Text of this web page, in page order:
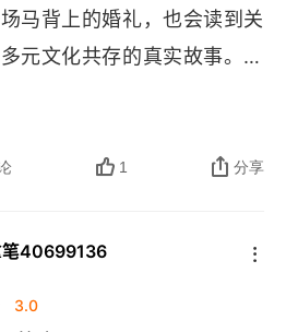
给读者评判，这方面是中国
身处热带，传统热带国家的
”，因为天太热，不动才是正
和马来西亚都是以穆斯林宗
盘的争夺），所以前提是我
信仰和禁忌。近距离了解印
马背上的婚礼，也会读到关
元文化共存的真实故事。她
，而是像一个老朋友，边走
有让人心酸的段落，很像一
1 分享
笔40699136
3.0